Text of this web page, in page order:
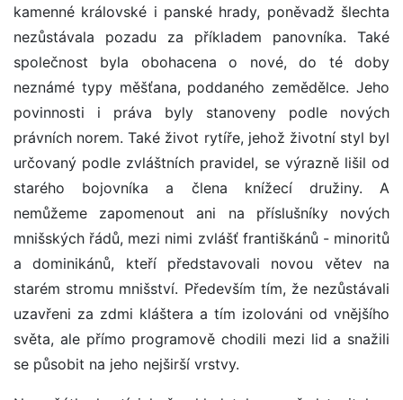
kamenné královské i panské hrady, poněvadž šlechta
nezůstávala pozadu za příkladem panovníka. Také
společnost byla obohacena o nové, do té doby
neznámé typy měšťana, poddaného zemědělce. Jeho
povinnosti i práva byly stanoveny podle nových
právních norem. Také život rytíře, jehož životní styl byl
určovaný podle zvláštních pravidel, se výrazně lišil od
starého bojovníka a člena knížecí družiny. A
nemůžeme zapomenout ani na příslušníky nových
mnišských řádů, mezi nimi zvlášť františkánů - minoritů
a dominikánů, kteří představovali novou větev na
starém stromu mnišství. Především tím, že nezůstávali
uzavřeni za zdmi kláštera a tím izolováni od vnějšího
světa, ale přímo programově chodili mezi lid a snažili
se působit na jeho nejširší vrstvy.